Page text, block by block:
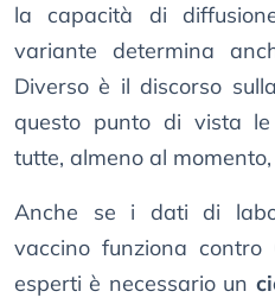
la capacità di
variante determina
Diverso è il discorso
questo punto di vista
tutte, almeno al
Anche se i dati di
vaccino funziona
esperti è necessario un